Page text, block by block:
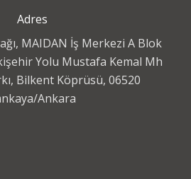
Adres
MAIDAN İş Merkezi A Blok
Yolu Mustafa Kemal Mh
Bilkent Köprüsü, 06520
Ankara